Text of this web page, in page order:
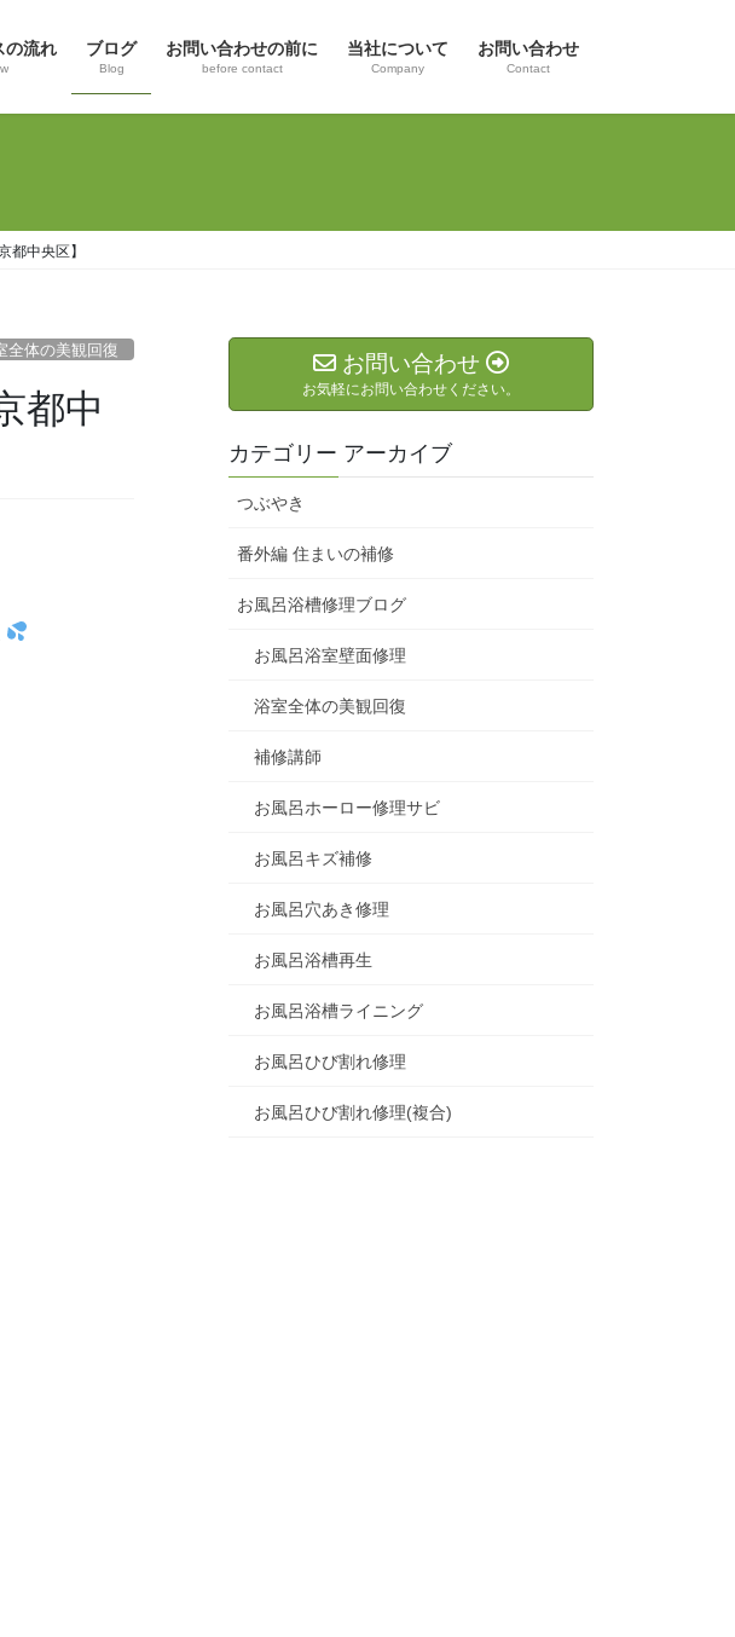
の流れ ブログ
Blog
お問い合わせの前に
before contact
当社について
Company
お問い合わせ
Contact
中央区】
全体の美観回復
都中
お問い合わせ
お気軽にお問い合わせください。
カテゴリー アーカイブ
つぶやき
番外編 住まいの補修
お風呂浴槽修理ブログ
お風呂浴室壁面修理
浴室全体の美観回復
補修講師
お風呂ホーロー修理サビ
お風呂キズ補修
お風呂穴あき修理
お風呂浴槽再生
お風呂浴槽ライニング
お風呂ひび割れ修理
お風呂ひび割れ修理(複合)